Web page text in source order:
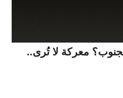
معركة لا تُرى..